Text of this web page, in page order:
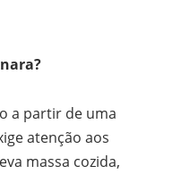
a partir de uma
atenção aos
massa cozida,